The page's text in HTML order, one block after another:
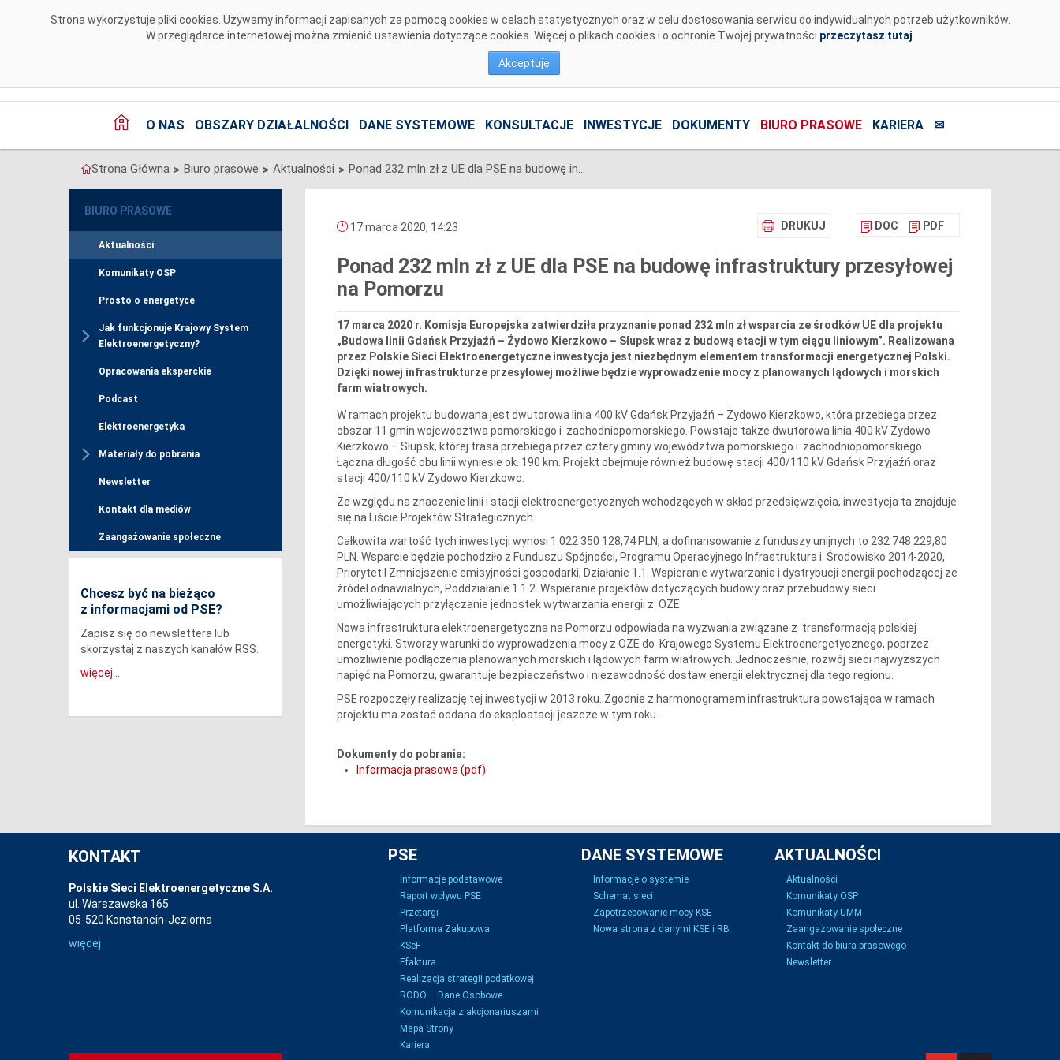
Strona wykorzystuje pliki cookies. Używamy informacji zapisanych za pomocą cookies w celach statystycznych oraz w celu dostosowania serwisu do indywidualnych potrzeb użytkowników.
W przeglądarce internetowej można zmienić ustawienia dotyczące cookies. Więcej o plikach cookies i o ochronie Twojej prywatności przeczytasz tutaj
Akceptuję
O NAS OBSZARY DZIAŁALNOŚCI DANE SYSTEMOWE KONSULTACJE INWESTYCJE DOKUMENTY BIURO PRASOWE KARIERA ✉
Strona Główna > Biuro prasowe > Aktualności > Ponad 232 mln zł z UE dla PSE na budowę infrastruktury przesyłowej na Pomorzu
BIURO PRASOWE
Aktualności
Komunikaty OSP
Prosto o energetyce
Jak funkcjonuje Krajowy System
Elektroenergetyczny?
Opracowania eksperckie
Podcast
Elektroenergetyka
Materiały do pobrania
Newsletter
Kontakt dla mediów
Zaangażowanie społeczne
Chcesz być na bieżąco
z informacjami od PSE?
Zapisz się do newslettera lub
skorzystaj z naszych kanałów RSS.
więcej...
DRUKUJ DOC PDF
17 marca 2020, 14:23
Ponad 232 mln zł z UE dla PSE na budowę infrastruktury przesyłowej
na Pomorzu
17 marca 2020 r. Komisja Europejska zatwierdziła przyznanie ponad 232 mln zł wsparcia ze środków UE dla projektu
„Budowa linii Gdańsk Przyjaźń – Żydowo Kierzkowo – Słupsk wraz z budową stacji w tym ciągu liniowym”. Realizowana
przez Polskie Sieci Elektroenergetyczne inwestycja jest niezbędnym elementem transformacji energetycznej Polski.
Dzięki nowej infrastrukturze przesyłowej możliwe będzie wyprowadzenie mocy z planowanych lądowych i morskich
farm wiatrowych.
W ramach projektu budowana jest dwutorowa linia 400 kV Gdańsk Przyjaźń – Żydowo Kierzkowo, która przebiega przez
obszar 11 gmin województwa pomorskiego i zachodniopomorskiego. Powstaje także dwutorowa linia 400 kV Żydowo
Kierzkowo – Słupsk, której trasa przebiega przez cztery gminy województwa pomorskiego i zachodniopomorskiego.
Łączna długość obu linii wyniesie ok. 190 km. Projekt obejmuje również budowę stacji 400/110 kV Gdańsk Przyjaźń oraz
stacji 400/110 kV Żydowo Kierzkowo.
Ze względu na znaczenie linii i stacji elektroenergetycznych wchodzących w skład przedsięwzięcia, inwestycja ta znajduje
się na Liście Projektów Strategicznych.
Całkowita wartość tych inwestycji wynosi 1 022 350 128,74 PLN, a dofinansowanie z funduszy unijnych to 232 748 229,80
PLN. Wsparcie będzie pochodziło z Funduszu Spójności, Programu Operacyjnego Infrastruktura i Środowisko 2014-2020,
Priorytet I Zmniejszenie emisyjności gospodarki, Działanie 1.1. Wspieranie wytwarzania i dystrybucji energii pochodzącej ze
źródeł odnawialnych, Poddziałanie 1.1.2. Wspieranie projektów dotyczących budowy oraz przebudowy sieci
umożliwiających przyłączanie jednostek wytwarzania energii z OZE.
Nowa infrastruktura elektroenergetyczna na Pomorzu odpowiada na wyzwania związane z transformacją polskiej
energetyki. Stworzy warunki do wyprowadzenia mocy z OZE do Krajowego Systemu Elektroenergetycznego, poprzez
umożliwienie podłączenia planowanych morskich i lądowych farm wiatrowych. Jednocześnie, rozwój sieci najwyższych
napięć na Pomorzu, gwarantuje bezpieczeństwo i niezawodność dostaw energii elektrycznej dla tego regionu.
PSE rozpoczęły realizację tej inwestycji w 2013 roku. Zgodnie z harmonogramem infrastruktura powstająca w ramach
projektu ma zostać oddana do eksploatacji jeszcze w tym roku.
Dokumenty do pobrania:
Informacja prasowa (pdf)
KONTAKT
Polskie Sieci Elektroenergetyczne S.A.
ul. Warszawska 165
05-520 Konstancin-Jeziorna
więcej
PSE
Informacje podstawowe
Raport wpływu PSE
Przetargi
Platforma Zakupowa
KSeF
Efaktura
Realizacja strategii podatkowej
RODO – Dane Osobowe
Komunikacja z akcjonariuszami
Mapa Strony
Kariera
DANE SYSTEMOWE
Informacje o systemie
Schemat sieci
Zapotrzebowanie mocy KSE
Nowa strona z danymi KSE i RB
AKTUALNOŚCI
Aktualności
Komunikaty OSP
Komunikaty UMM
Zaangażowanie społeczne
Kontakt do biura prasowego
Newsletter